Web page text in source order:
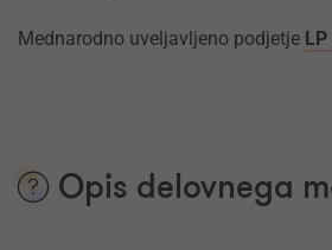
Mednarodno uveljavljeno podjetje
Opis delovnega